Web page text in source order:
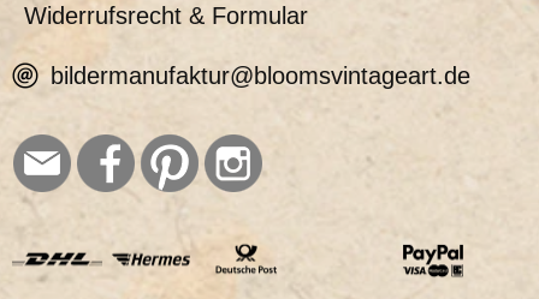
Widerrufsrecht & Formular
bildermanufaktur@bloomsvintageart.de